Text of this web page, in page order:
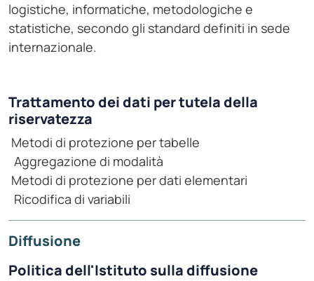
logistiche, informatiche, metodologiche e
statistiche, secondo gli standard definiti in sede
internazionale.
Trattamento dei dati per tutela della
riservatezza
Metodi di protezione per tabelle
Aggregazione di modalità
Metodi di protezione per dati elementari
Ricodifica di variabili
Diffusione
Politica dell'Istituto sulla diffusione